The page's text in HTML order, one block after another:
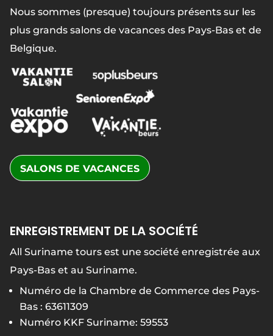
Nous sommes (presque) toujours présents sur les
plus grands salons de vacances des Pays-Bas et de
Belgique.
SALONS DE VACANCES
ENREGISTREMENT DE LA SOCIÉTÉ
All Suriname tours est une société enregistrée aux
Pays-Bas et au Suriname.
Numéro de la Chambre de Commerce des Pays-
Bas : 63611309
Numéro KKF Suriname: 59553